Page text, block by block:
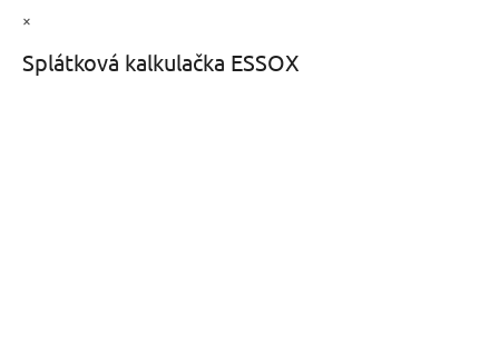
×
Splátková kalkulačka ESSOX